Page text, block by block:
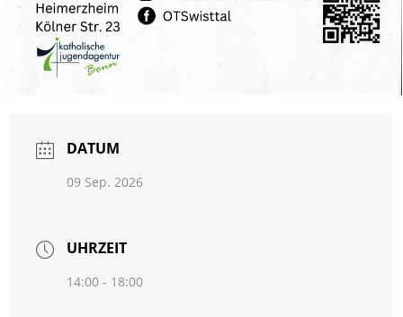
DATUM
09 Sep. 2026
UHRZEIT
14:00 - 18:00